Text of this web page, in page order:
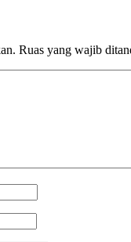
Ruas yang wajib